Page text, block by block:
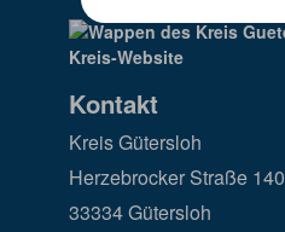
Kontakt
Kreis Gütersloh
Herzebrocker Straße 140
33334 Gütersloh